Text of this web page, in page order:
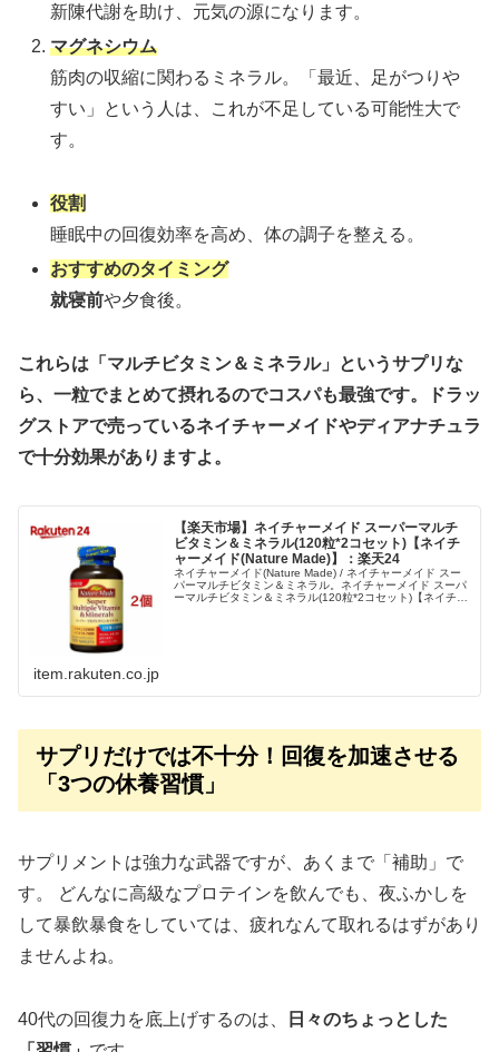
新陳代謝を助け、元気の源になります。
マグネシウム
筋肉の収縮に関わるミネラル。「最近、足がつりや
すい」という人は、これが不足している可能性大で
す。
役割
睡眠中の回復効率を高め、体の調子を整える。
おすすめのタイミング
就寝前や夕食後。
これらは「マルチビタミン＆ミネラル」というサプリな
ら、一粒でまとめて摂れるのでコスパも最強です。ドラッ
グストアで売っているネイチャーメイドやディアナチュラ
で十分効果がありますよ。
【楽天市場】ネイチャーメイド スーパーマルチ
ビタミン＆ミネラル(120粒*2コセット)【ネイチ
ャーメイド(Nature Made)】：楽天24
ネイチャーメイド(Nature Made) / ネイチャーメイド スー
パーマルチビタミン＆ミネラル。ネイチャーメイド スーパ
ーマルチビタミン＆ミネラル(120粒*2コセット)【ネイチャ
item.rakuten.co.jp
サプリだけでは不十分！回復を加速させる
「3つの休養習慣」
サプリメントは強力な武器ですが、あくまで「補助」で
す。 どんなに高級なプロテインを飲んでも、夜ふかしを
して暴飲暴食をしていては、疲れなんて取れるはずがあり
ませんよね。
40代の回復力を底上げするのは、
日々のちょっとした